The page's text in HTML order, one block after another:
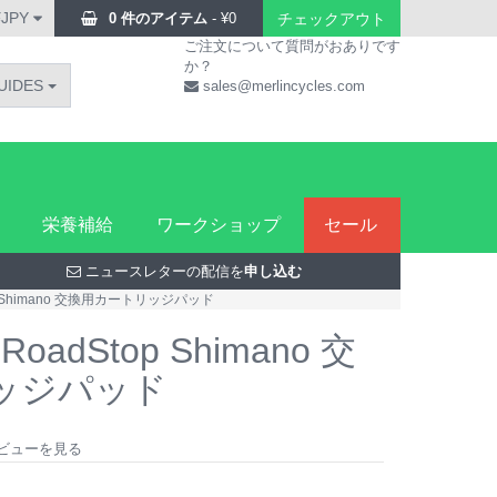
0 件のアイテム - ¥0 チェックアウト
ご注文について質問がおありです
か？
sales@merlincycles.com
栄養補給 ワークショップ セール
ニュースレターの配信を申し込む
交換用カートリッジパッド
Shimano 交
ジパッド
ューを見る